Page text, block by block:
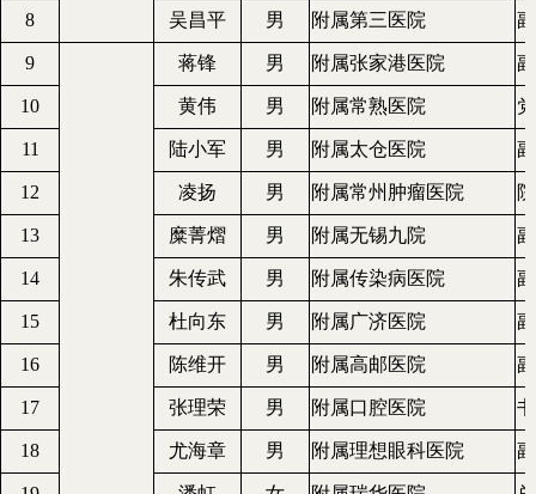
8 吴昌平 男 附属第三医院
9 蒋锋 男 附属张家港医院
10 黄伟 男 附属常熟医院
11 陆小军 男 附属太仓医院
12 凌扬 男 附属常州肿瘤医院
13 糜菁熠 男 附属无锡九院
14 朱传武 男 附属传染病医院
15 杜向东 男 附属广济医院
16 陈维开 男 附属高邮医院
17 张理荣 男 附属口腔医院
18 尤海章 男 附属理想眼科医院